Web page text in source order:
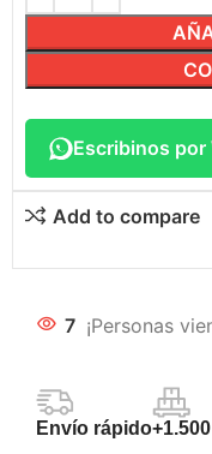
Escribinos
Add to compare
7 ¡Personas
Envío rápido